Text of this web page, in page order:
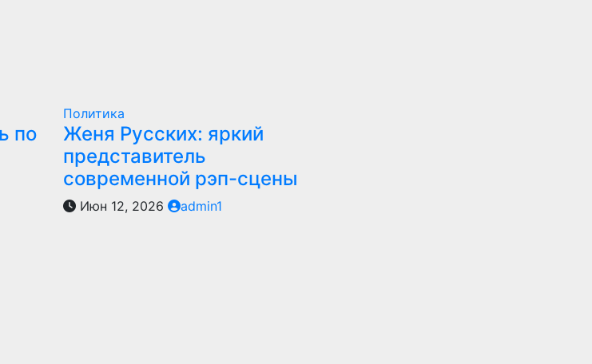
по
Политика
Женя Русских: яркий
представитель
современной рэп-сцены
Июн 12, 2026 admin1